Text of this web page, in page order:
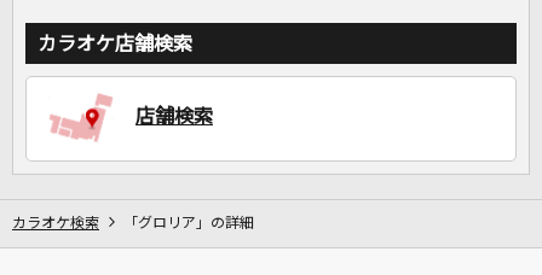
カラオケ店舗検索
店舗検索
カラオケ検索 「グロリア」の詳細